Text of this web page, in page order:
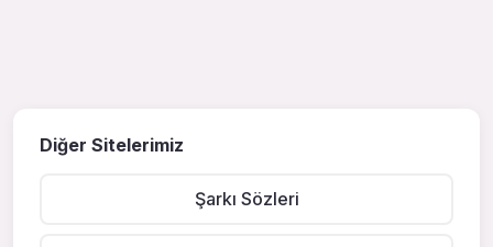
Diğer Sitelerimiz
Şarkı Sözleri